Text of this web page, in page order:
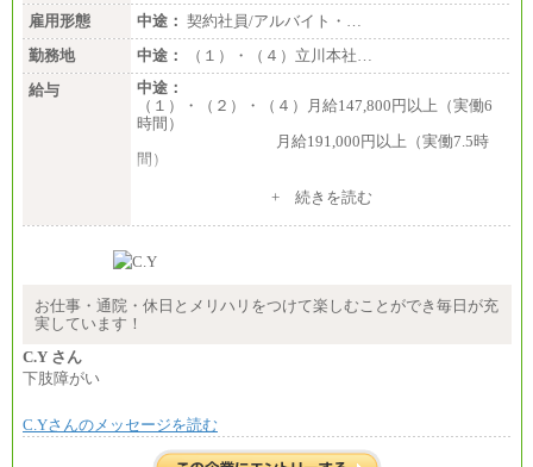
雇用形態
中途： 契約社員/アルバイト・…
勤務地
中途：
（１）・（４）立川本社…
給与
中途：
（１）・（２）・（４）月給147,800円以上（実働6
時間）
月給191,000円以上（実働7.5時
間）
（３）月給191,000円以上（実働7.5時間）
（５）月給147,800円以上（実働6時間）
時給 1,226円（実働4.5時間）
間額換算額）
・退職金相当手当 37円
+ 続きを読む
お仕事・通院・休日とメリハリをつけて楽しむことができ毎日が充
実しています！
C.Y さん
下肢障がい
C.Yさんのメッセージを読む